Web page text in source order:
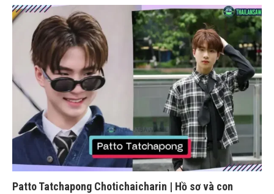
Patto Tatchapong Chotichaicharin | Hồ sơ và con